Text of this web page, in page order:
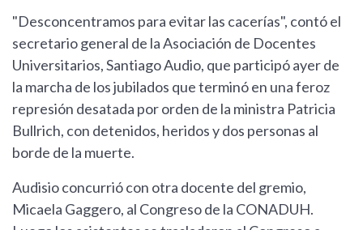
"Desconcentramos para evitar las cacerías", contó el
secretario general de la Asociación de Docentes
Universitarios, Santiago Audio, que participó ayer de
la marcha de los jubilados que terminó en una feroz
represión desatada por orden de la ministra Patricia
Bullrich, con detenidos, heridos y dos personas al
borde de la muerte.
Audisio concurrió con otra docente del gremio,
Micaela Gaggero, al Congreso de la CONADUH.